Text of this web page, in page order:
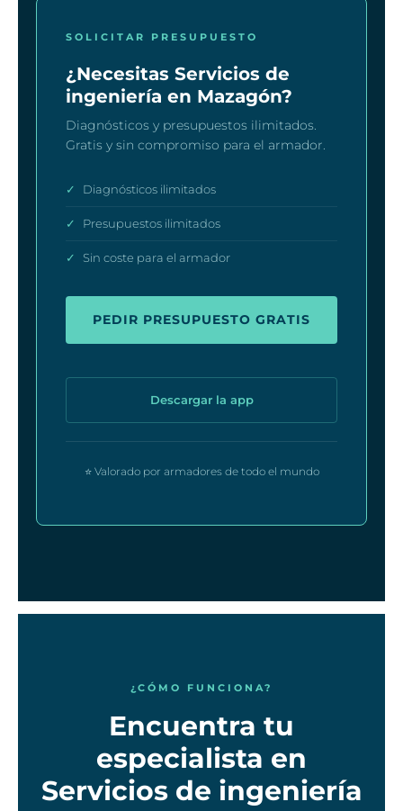
SOLICITAR PRESUPUESTO
¿Necesitas Servicios de
ingeniería en Mazagón?
Diagnósticos y presupuestos ilimitados.
Gratis y sin compromiso para el armador.
✓ Diagnósticos ilimitados
✓ Presupuestos ilimitados
✓ Sin coste para el armador
PEDIR PRESUPUESTO GRATIS
Descargar la app
⭐ Valorado por armadores de todo el mundo
¿CÓMO FUNCIONA?
Encuentra tu
especialista en
Servicios de ingeniería